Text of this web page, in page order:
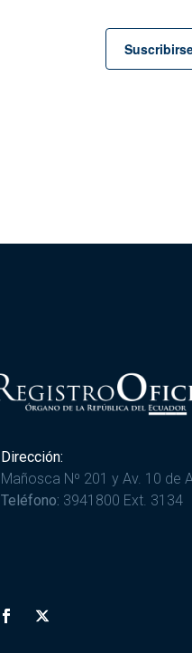
Dirección:
Mañosca Nº 201 y Av. 10 de
Teléfono: 3941800 Ext. 3134